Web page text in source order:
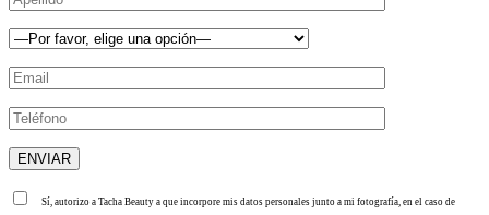
Sí, autorizo a Tacha Beauty a que incorpore mis datos personales junto a mi fotografía, en el caso de